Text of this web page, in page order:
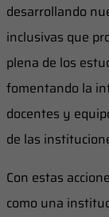
desarrollando
inclusivas que
plena de los
fomentando la
docentes y
de las
Con estas
como una